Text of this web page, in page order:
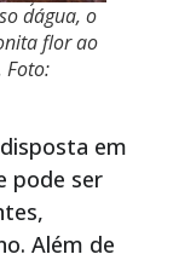
d´água, o
flor ao
Foto:
em
pode ser
Além de